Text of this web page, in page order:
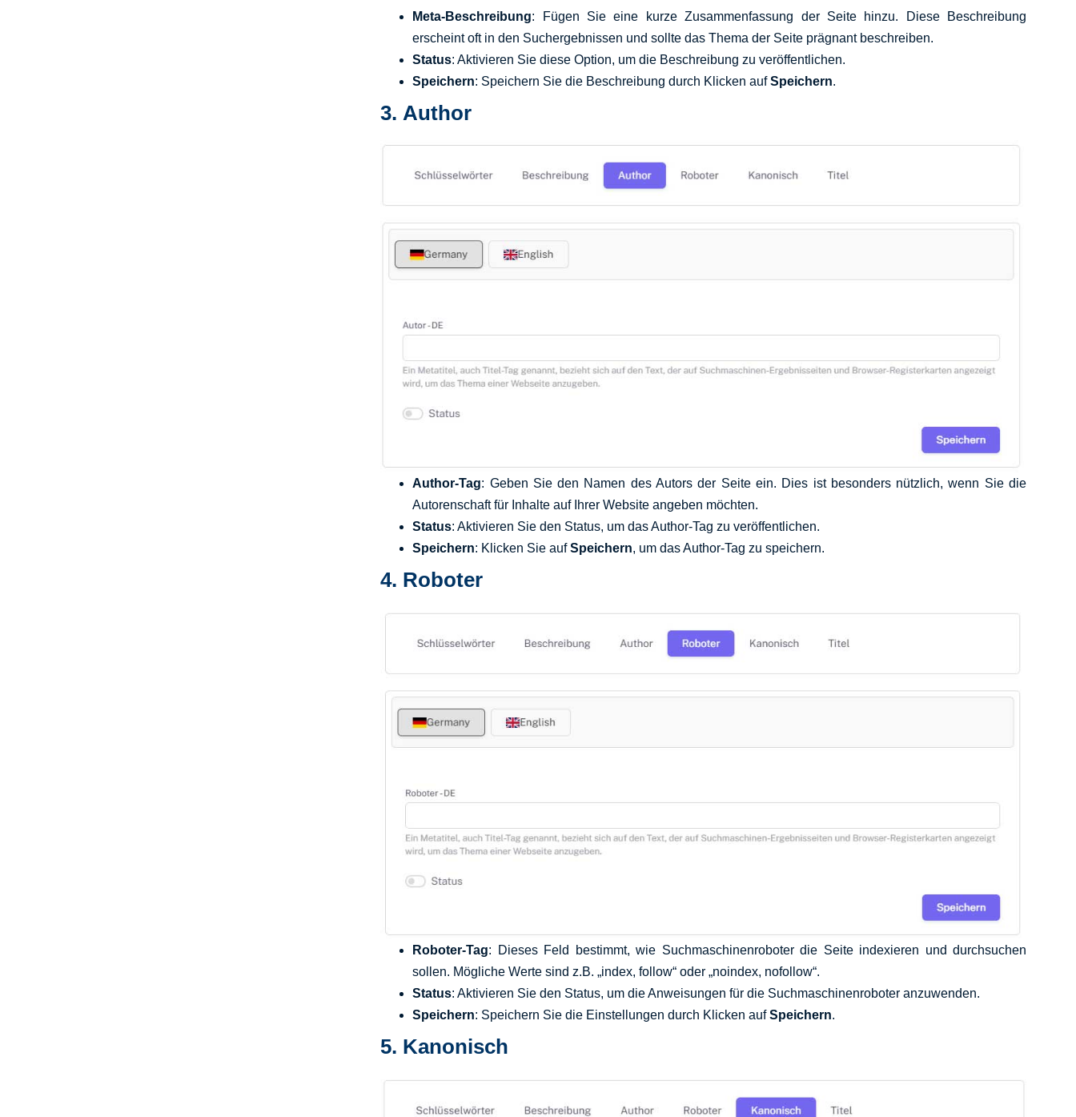
Meta-Beschreibung: Fügen Sie eine kurze Zusammenfassung der Seite hinzu. Diese Beschreibung
erscheint oft in den Suchergebnissen und sollte das Thema der Seite prägnant beschreiben.
Status: Aktivieren Sie diese Option, um die Beschreibung zu veröffentlichen.
Speichern: Speichern Sie die Beschreibung durch Klicken aufSpeichern.
3. Author
Author-Tag: Geben Sie den Namen des Autors der Seite ein. Dies ist besonders nützlich, wenn Sie die
Autorenschaft für Inhalte auf Ihrer Website angeben möchten.
Status: Aktivieren Sie den Status, um das Author-Tag zu veröffentlichen.
Speichern: Klicken Sie aufSpeichern, um das Author-Tag zu speichern.
4. Roboter
Roboter-Tag: Dieses Feld bestimmt, wie Suchmaschinenroboter die Seite indexieren und durchsuchen
sollen. Mögliche Werte sind z.B. „index, follow“ oder „noindex, nofollow“.
Status: Aktivieren Sie den Status, um die Anweisungen für die Suchmaschinenroboter anzuwenden.
Speichern: Speichern Sie die Einstellungen durch Klicken aufSpeichern.
5. Kanonisch